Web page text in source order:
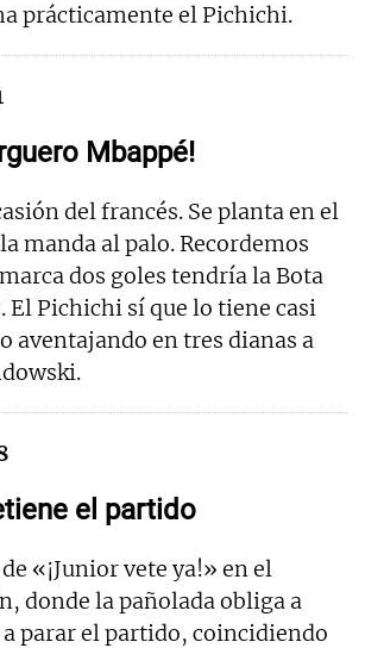
prácticamente el Pichichi.
Mbappé!
del francés. Se planta en el
manda al palo. Recordemos
dos goles tendría la Bota
El Pichichi sí que lo tiene casi
aventajando en tres dianas a
el partido
«¡Junior vete ya!» en el
donde la pañolada obliga a
parar el partido, coincidiendo